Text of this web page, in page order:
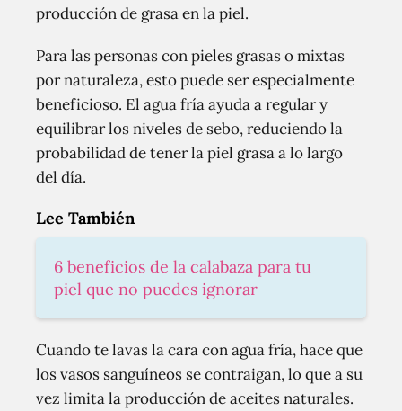
producción de grasa en la piel.
Para las personas con pieles grasas o mixtas
por naturaleza, esto puede ser especialmente
beneficioso. El agua fría ayuda a regular y
equilibrar los niveles de sebo, reduciendo la
probabilidad de tener la piel grasa a lo largo
del día.
Lee También
6 beneficios de la calabaza para tu
piel que no puedes ignorar
Cuando te lavas la cara con agua fría, hace que
los vasos sanguíneos se contraigan, lo que a su
vez limita la producción de aceites naturales.